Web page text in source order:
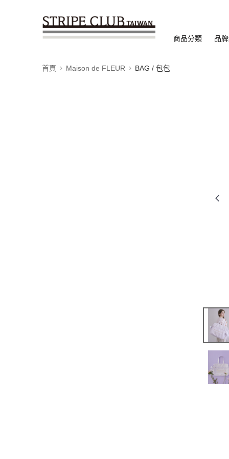
商品分類 品
首頁 Maison de FLEUR BAG / 包包